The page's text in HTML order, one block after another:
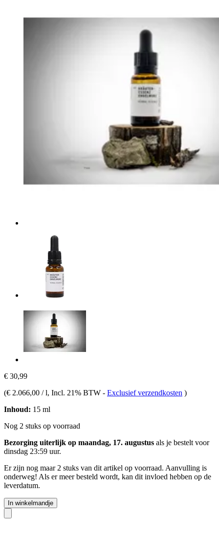
€ 30,99
(€ 2.066,00 / l, Incl. 21% BTW - Exclusief verzendkosten )
Inhoud: 15 ml
Nog 2 stuks op voorraad
Bezorging uiterlijk op maandag, 17. augustus als je bestelt voor
dinsdag 23:59 uur.
Er zijn nog maar 2 stuks van dit artikel op voorraad. Aanvulling is
onderweg! Als er meer besteld wordt, kan dit invloed hebben op de
leverdatum.
In winkelmandje